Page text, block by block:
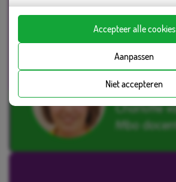
Niet accepteren
Aanpassen
Accepteer alle cookies